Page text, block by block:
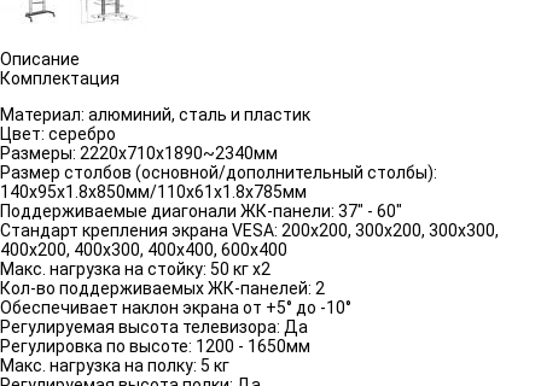
Описание
Комплектация
Материал: алюминий, сталь и пластик
Цвет: серебро
Размеры: 2220x710x1890~2340мм
Размер столбов (основной/дополнительный столбы):
140x95x1.8x850мм/110x61x1.8x785мм
Поддерживаемые диагонали ЖК-панели: 37" - 60"
Стандарт крепления экрана VESA: 200x200, 300x200, 300x300,
400x200, 400x300, 400x400, 600x400
Макс. нагрузка на стойку: 50 кг х2
Кол-во поддерживаемых ЖК-панелей: 2
Обеспечивает наклон экрана от +5° до -10°
Регулируемая высота телевизора: Да
Регулировка по высоте: 1200 - 1650мм
Макс. нагрузка на полку: 5 кг